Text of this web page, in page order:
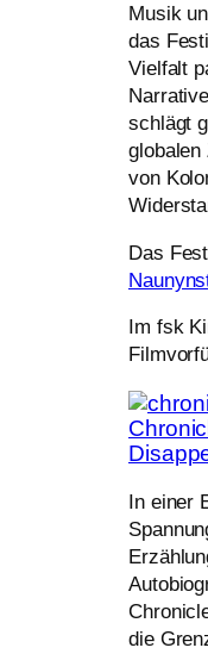
Musik
das
Vielfalt
schlägt
glo­ba­len
von
Das
Im fsk
In einer
die